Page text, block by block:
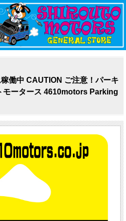
働中 CAUTION ご注意！パーキ
モータース 4610motors Parking